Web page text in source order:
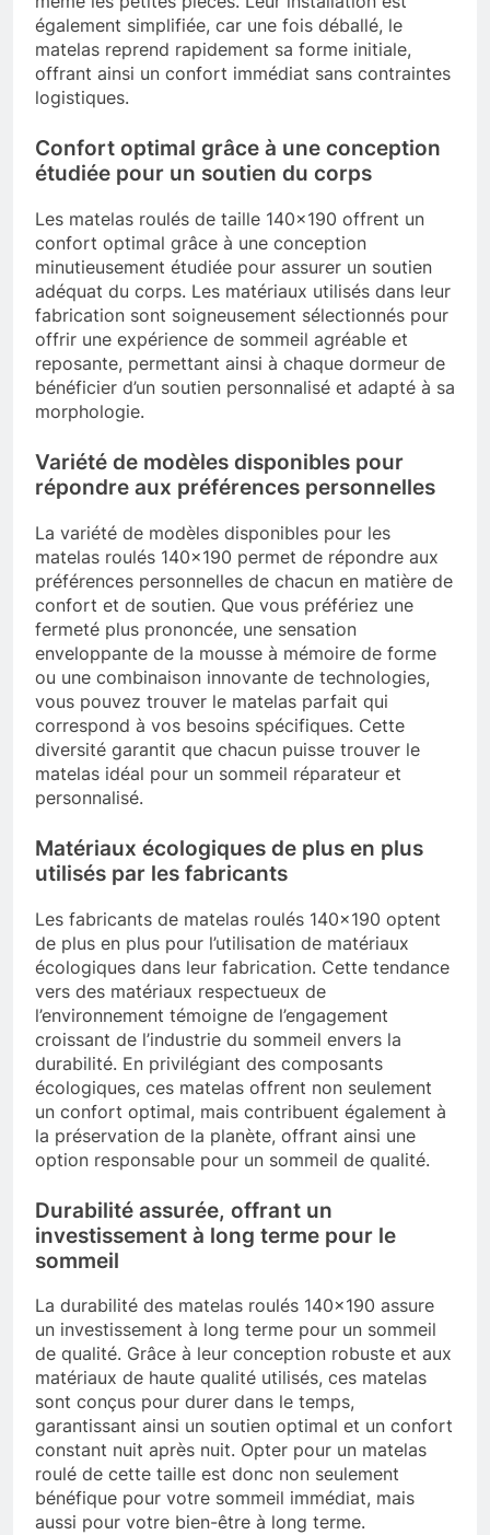
également simplifiée, car une fois déballé, le
matelas reprend rapidement sa forme initiale,
offrant ainsi un confort immédiat sans contraintes
logistiques.
Confort optimal grâce à une conception
étudiée pour un soutien du corps
Les matelas roulés de taille 140×190 offrent un
confort optimal grâce à une conception
minutieusement étudiée pour assurer un soutien
adéquat du corps. Les matériaux utilisés dans leur
fabrication sont soigneusement sélectionnés pour
offrir une expérience de sommeil agréable et
reposante, permettant ainsi à chaque dormeur de
bénéficier d’un soutien personnalisé et adapté à sa
morphologie.
Variété de modèles disponibles pour
répondre aux préférences personnelles
La variété de modèles disponibles pour les
matelas roulés 140×190 permet de répondre aux
préférences personnelles de chacun en matière de
confort et de soutien. Que vous préfériez une
fermeté plus prononcée, une sensation
enveloppante de la mousse à mémoire de forme
ou une combinaison innovante de technologies,
vous pouvez trouver le matelas parfait qui
correspond à vos besoins spécifiques. Cette
diversité garantit que chacun puisse trouver le
matelas idéal pour un sommeil réparateur et
personnalisé.
Matériaux écologiques de plus en plus
utilisés par les fabricants
Les fabricants de matelas roulés 140×190 optent
de plus en plus pour l’utilisation de matériaux
écologiques dans leur fabrication. Cette tendance
vers des matériaux respectueux de
l’environnement témoigne de l’engagement
croissant de l’industrie du sommeil envers la
durabilité. En privilégiant des composants
écologiques, ces matelas offrent non seulement
un confort optimal, mais contribuent également à
la préservation de la planète, offrant ainsi une
option responsable pour un sommeil de qualité.
Durabilité assurée, offrant un
investissement à long terme pour le
sommeil
La durabilité des matelas roulés 140×190 assure
un investissement à long terme pour un sommeil
de qualité. Grâce à leur conception robuste et aux
matériaux de haute qualité utilisés, ces matelas
sont conçus pour durer dans le temps,
garantissant ainsi un soutien optimal et un confort
constant nuit après nuit. Opter pour un matelas
roulé de cette taille est donc non seulement
bénéfique pour votre sommeil immédiat, mais
aussi pour votre bien-être à long terme.